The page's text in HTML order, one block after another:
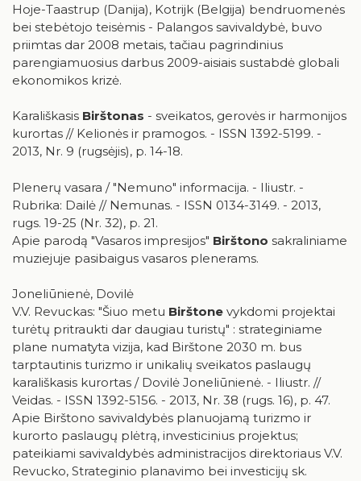
Hoje-Taastrup (Danija), Kotrijk (Belgija) bendruomenės
bei stebėtojo teisėmis - Palangos savivaldybė, buvo
priimtas dar 2008 metais, tačiau pagrindinius
parengiamuosius darbus 2009-aisiais sustabdė globali
ekonomikos krizė.
Karališkasis Birštonas - sveikatos, gerovės ir harmonijos
kurortas // Kelionės ir pramogos. - ISSN 1392-5199. -
2013, Nr. 9 (rugsėjis), p. 14-18.
Plenerų vasara / "Nemuno" informacija. - Iliustr. -
Rubrika: Dailė // Nemunas. - ISSN 0134-3149. - 2013,
rugs. 19-25 (Nr. 32), p. 21.
Apie parodą "Vasaros impresijos" Birštono sakraliniame
muziejuje pasibaigus vasaros plenerams.
Joneliūnienė, Dovilė
V.V. Revuckas: "Šiuo metu Birštone vykdomi projektai
turėtų pritraukti dar daugiau turistų" : strateginiame
plane numatyta vizija, kad Birštone 2030 m. bus
tarptautinis turizmo ir unikalių sveikatos paslaugų
karališkasis kurortas / Dovilė Joneliūnienė. - Iliustr. //
Veidas. - ISSN 1392-5156. - 2013, Nr. 38 (rugs. 16), p. 47.
Apie Birštono savivaldybės planuojamą turizmo ir
kurorto paslaugų plėtrą, investicinius projektus;
pateikiami savivaldybės administracijos direktoriaus V.V.
Revucko, Strateginio planavimo bei investicijų sk.